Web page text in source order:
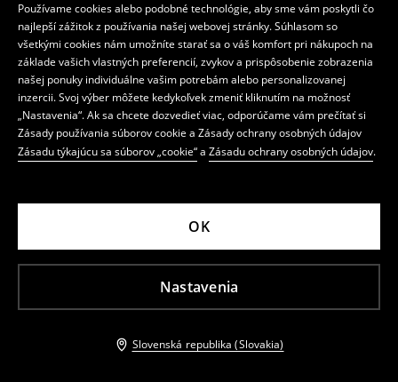
Používame cookies alebo podobné technológie, aby sme vám poskytli čo
najlepší zážitok z používania našej webovej stránky. Súhlasom so
všetkými cookies nám umožníte starať sa o váš komfort pri nákupoch na
základe vašich vlastných preferencií, zvykov a prispôsobenie zobrazenia
našej ponuky individuálne vašim potrebám alebo personalizovanej
inzercii. Svoj výber môžete kedykoľvek zmeniť kliknutím na možnosť
„Nastavenia“. Ak sa chcete dozvedieť viac, odporúčame vám prečítať si
Zásady používania súborov cookie a Zásady ochrany osobných údajov
Zásadu týkajúcu sa súborov „cookie“a Zásadu ochrany osobných údajov.
Nastavenia
OK
Slovenská republika (Slovakia)